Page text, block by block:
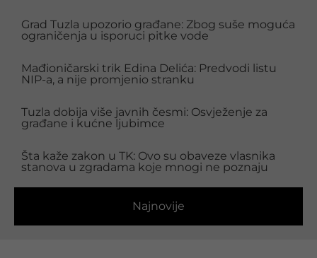
Najnovije
Grad Tuzla upozorio građane: Zbog suše moguća
ograničenja u isporuci pitke vode
Mađioničarski trik Edina Delića: Predvodi listu
NIP-a, a nije promjenio stranku
Tuzla dobija više javnih česmi: Osvježenje za
građane i kućne ljubimce
Šta kaže zakon u TK: Ovo su obaveze vlasnika
stanova u zgradama koje mnogi ne poznaju